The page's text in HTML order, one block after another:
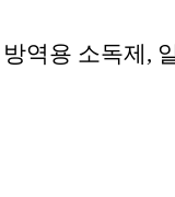
역용 소독제,